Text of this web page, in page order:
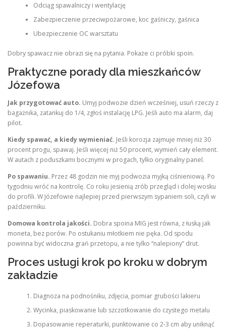
Odciąg spawalniczy i wentylację
Zabezpieczenie przeciwpożarowe, koc gaśniczy, gaśnica
Ubezpieczenie OC warsztatu
Dobry spawacz nie obrazi się na pytania. Pokaże ci próbki spoin.
Praktyczne porady dla mieszkańców
Józefowa
Jak przygotować auto. Umyj podwozie dzień wcześniej, usuń rzeczy z
bagażnika, zatankuj do 1/4, zgłoś instalację LPG. Jeśli auto ma alarm, daj
pilot.
Kiedy spawać, a kiedy wymieniać. Jeśli korozja zajmuje mniej niż 30
procent progu, spawaj. Jeśli więcej niż 50 procent, wymień cały element.
W autach z poduszkami bocznymi w progach, tylko oryginalny panel.
Po spawaniu. Przez 48 godzin nie myj podwozia myjką ciśnieniową. Po
tygodniu wróć na kontrolę. Co roku jesienią zrób przegląd i dolej wosku
do profili. W Józefowie najlepiej przed pierwszym sypaniem soli, czyli w
październiku.
Domowa kontrola jakości. Dobra spoina MIG jest równa, z łuską jak
moneta, bez porów. Po ostukaniu młotkiem nie pęka. Od spodu
powinna być widoczna grań przetopu, a nie tylko “nalepiony” drut.
Proces usługi krok po kroku w dobrym
zakładzie
Diagnoza na podnośniku, zdjęcia, pomiar grubości lakieru
Wycinka, piaskowanie lub szczotkowanie do czystego metalu
Dopasowanie reperaturki, punktowanie co 2-3 cm aby uniknąć